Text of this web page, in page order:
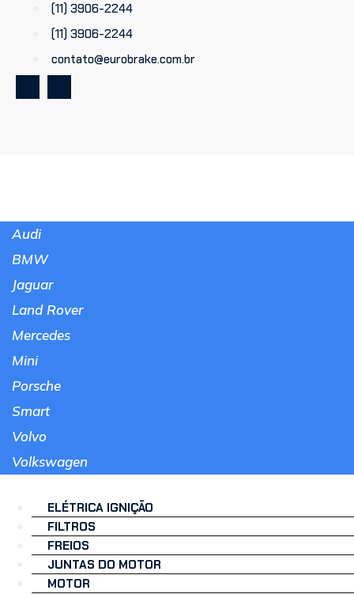
(11) 3906-2244
(11) 3906-2244
contato@eurobrake.com.br
Audi
BMW
Jaguar
Land Rover
Mercedes
Mini
Porsche
Smart
Volvo
Volkswagen
ELÉTRICA IGNIÇÃO
FILTROS
FREIOS
JUNTAS DO MOTOR
MOTOR